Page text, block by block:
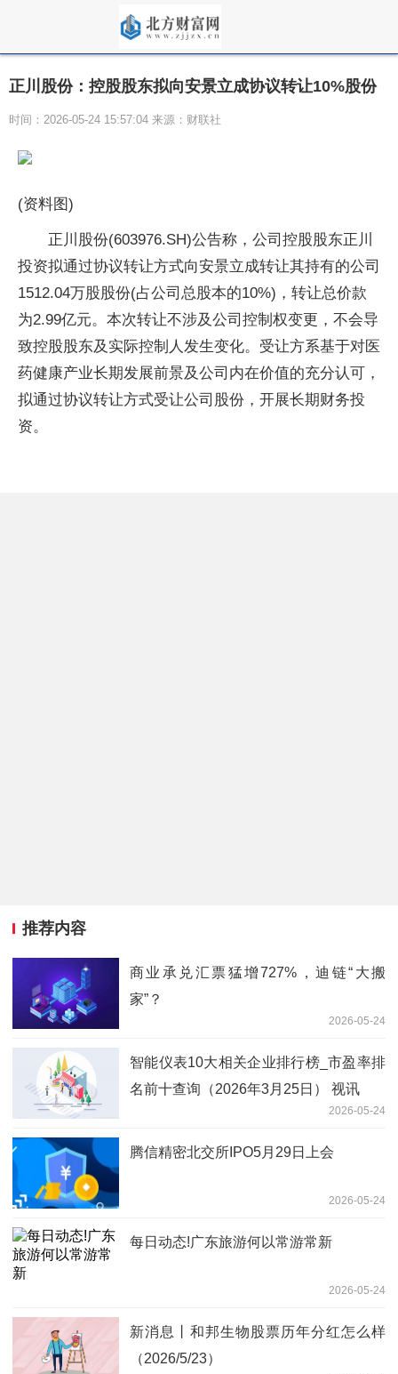
正川股份：控股股东拟向安景立成协议转让10%股份
时间：2026-05-24 15:57:04 来源：财联社
(资料图)
正川股份(603976.SH)公告称，公司控股股东正川
投资拟通过协议转让方式向安景立成转让其持有的公司
1512.04万股股份(占公司总股本的10%)，转让总价款
为2.99亿元。本次转让不涉及公司控制权变更，不会导
致控股股东及实际控制人发生变化。受让方系基于对医
药健康产业长期发展前景及公司内在价值的充分认可，
拟通过协议转让方式受让公司股份，开展长期财务投
资。
推荐内容
商业承兑汇票猛增727%，迪链“大搬
家”？
2026-05-24
智能仪表10大相关企业排行榜_市盈率排
名前十查询（2026年3月25日） 视讯
2026-05-24
腾信精密北交所IPO5月29日上会
2026-05-24
每日动态!广东旅游何以常游常新
2026-05-24
新消息丨和邦生物股票历年分红怎么样
（2026/5/23）